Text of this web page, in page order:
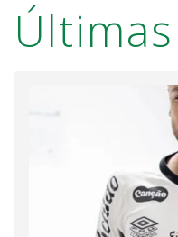
Últimas